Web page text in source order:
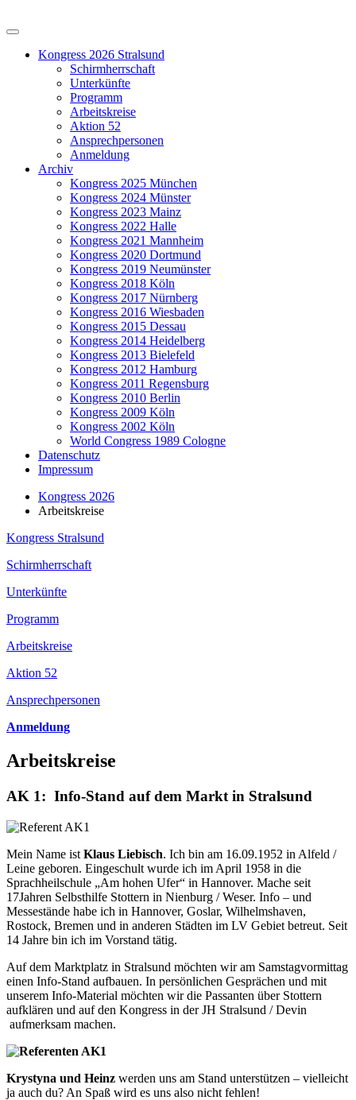
Kongress 2026 Stralsund
Schirmherrschaft
Unterkünfte
Programm
Arbeitskreise
Aktion 52
Ansprechpersonen
Anmeldung
Archiv
Kongress 2025 München
Kongress 2024 Münster
Kongress 2023 Mainz
Kongress 2022 Halle
Kongress 2021 Mannheim
Kongress 2020 Dortmund
Kongress 2019 Neumünster
Kongress 2018 Köln
Kongress 2017 Nürnberg
Kongress 2016 Wiesbaden
Kongress 2015 Dessau
Kongress 2014 Heidelberg
Kongress 2013 Bielefeld
Kongress 2012 Hamburg
Kongress 2011 Regensburg
Kongress 2010 Berlin
Kongress 2009 Köln
Kongress 2002 Köln
World Congress 1989 Cologne
Datenschutz
Impressum
Kongress 2026
Arbeitskreise
Kongress Stralsund
Schirmherrschaft
Unterkünfte
Programm
Arbeitskreise
Aktion 52
Ansprechpersonen
Anmeldung
Arbeitskreise
AK 1: Info-Stand auf dem Markt in Stralsund
Mein Name ist Klaus Liebisch. Ich bin am 16.09.1952 in Alfeld /
Leine geboren. Eingeschult wurde ich im April 1958 in die
Sprachheilschule „Am hohen Ufer“ in Hannover. Mache seit
17Jahren Selbsthilfe Stottern in Nienburg / Weser. Info – und
Messestände habe ich in Hannover, Goslar, Wilhelmshaven,
Rostock, Bremen und in anderen Städten im LV Gebiet betreut. Seit
14 Jahre bin ich im Vorstand tätig.
Auf dem Marktplatz in Stralsund möchten wir am Samstagvormittag
einen Info-Stand aufbauen. In persönlichen Gesprächen und mit
unserem Info-Material möchten wir die Passanten über Stottern
aufklären und auf den Kongress in der JH Stralsund / Devin
aufmerksam machen.
Krystyna und Heinz werden uns am Stand unterstützen – vielleicht
ja auch du? An Spaß wird es uns also nicht fehlen!